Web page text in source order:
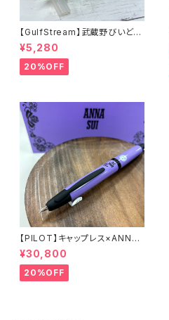
【GulfStream】武蔵野びいどろ
ガラスペン（狭山茶グリーン）
¥5,280
20%OFF
【PILOT】キャップレス×ANNAS
UI万年筆
¥30,800
20%OFF